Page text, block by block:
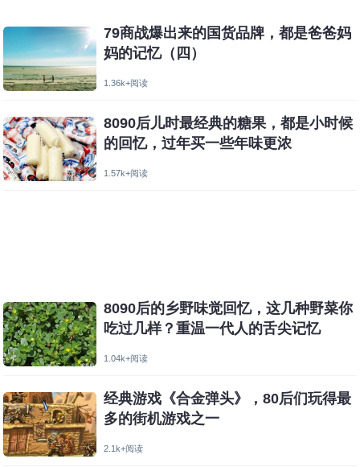
79商战爆出来的国货品牌，都是爸爸妈
妈的记忆（四）
1.36k+阅读
8090后儿时最经典的糖果，都是小时候
的回忆，过年买一些年味更浓
1.57k+阅读
8090后的乡野味觉回忆，这几种野菜你
吃过几样？重温一代人的舌尖记忆
1.04k+阅读
经典游戏《合金弹头》，80后们玩得最
多的街机游戏之一
2.1k+阅读